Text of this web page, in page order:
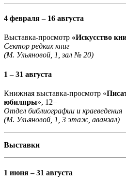
4 февраля – 16 августа
Выставка-просмотр «Искусство
Сектор редких книг
(М. Ульяновой, 1, зал № 20)
1 – 31 августа
Книжная выставка-просмотр «
юбиляры», 12+
Отдел библиографии и краеведения
(М. Ульяновой, 1, 3 этаж, аванзал)
Выставки
1 июня – 31 августа